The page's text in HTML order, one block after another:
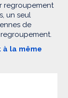
regroupement
un seul
de
la même